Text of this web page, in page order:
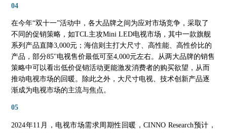
04
在今年“双十一”活动中，各大品牌之间为应对市场竞争，采取了
不同的促销策略，如TCL主攻Mini LED电视市场，其中一款旗舰
系列产品直降3,000元；海信则主打大尺寸、高性能、高性价比的
产品，部分85''电视售价最低可至4,000元左右。从两大品牌的销售
策略中可以看出低价促销活动更能激发消费者的购买欲望，从而
推动电视市场的回暖。除此之外，大尺寸电视、技术创新产品逐
渐成为电视市场的主流与焦点。
05
2024年11月，电视市场需求周期性回暖，CINNO Research预计，